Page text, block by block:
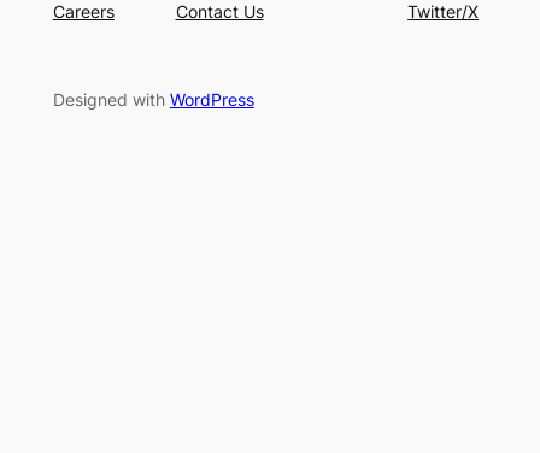
Careers
Contact Us
Twitter/X
Designed with WordPress